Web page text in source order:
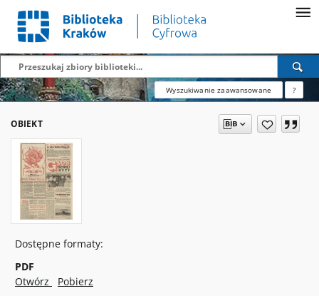
Wyszukiwanie zaawansowane ?
OBIEKT
Dostępne formaty:
PDF
Otwórz
Pobierz